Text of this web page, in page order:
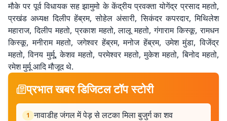
मौके पर पूर्व विधायक सह झामुमो के केंद्रीय प्रवक्ता योगेंद्र प्रसाद महतो,
प्रखंड अध्यक्ष दिलीप हेंब्रम, सोहेल अंसारी, सिकंदर कपरदार, मिथिलेश
महाराज, दिलीप महतो, प्रकाश महतो, लालू महतो, गंगाराम किस्कू, रामधन
किस्कू, मनीराम महतो, जगेश्वर हेंब्रम, मनोज हेंब्रम, उमेश मुंडा, विजेंद्र
महतो, विनय मुर्मू, केशव महतो, परमेश्वर महतो, मुकेश महतो, बिनोद महतो,
रमेश मुर्मू आदि मौजूद थे.
प्रभात खबर डिजिटल टॉप स्टोरी
1 नावाडीह जंगल में पेड़ से लटका मिला बुजुर्ग का शव